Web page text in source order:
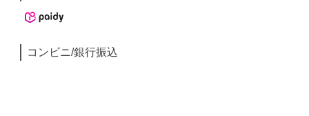
コンビニ/銀行振込